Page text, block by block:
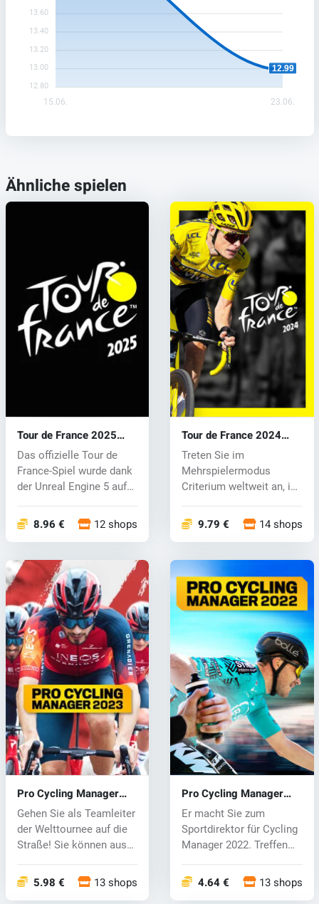
13.60
13.40
13.20
13.00
12.80
12.99
15.06. 23.06.
Ähnliche spielen
Tour de France 2025
(PC) key
Das offizielle Tour de
France-Spiel wurde dank
der Unreal Engine 5 auf
8.96 € 12 shops
Tour de France 2024
(PC) key
Treten Sie im
Mehrspielermodus
Criterium weltweit an, in
9.79 € 14 shops
Pro Cycling Manager
2023 (PC) key
Gehen Sie als Teamleiter
der Welttournee auf die
Straße! Sie können aus
5.98 € 13 shops
Pro Cycling Manager
2022 (PC) key
Er macht Sie zum
Sportdirektor für Cycling
Manager 2022. Treffen
4.64 € 13 shops